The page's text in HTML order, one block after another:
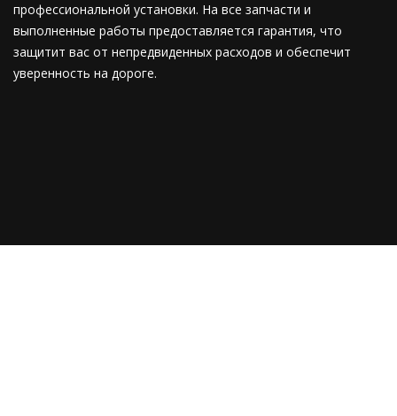
профессиональной установки. На все запчасти и
выполненные работы предоставляется гарантия, что
защитит вас от непредвиденных расходов и обеспечит
уверенность на дороге.